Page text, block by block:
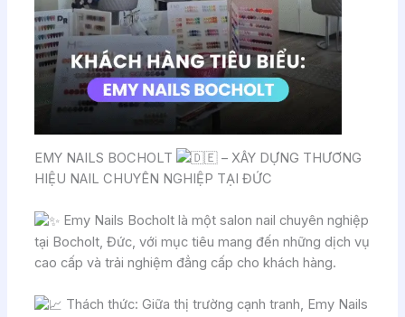
EMY NAILS BOCHOLT
– XÂY DỰNG THƯƠNG
HIỆU NAIL CHUYÊN NGHIỆP TẠI ĐỨC
Emy Nails Bocholt là một salon nail chuyên nghiệp
tại Bocholt, Đức, với mục tiêu mang đến những dịch vụ
cao cấp và trải nghiệm đẳng cấp cho khách hàng.
Thách thức: Giữa thị trường cạnh tranh, Emy Nails